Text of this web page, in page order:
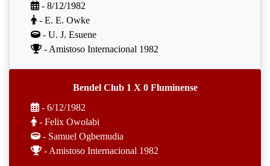
- 8/12/1982
- E. E. Owke
- U. J. Esuene
- Amistoso Internacional 1982
Bendel Club 1 X 0 Fluminense
- 6/12/1982
- Felix Owolabi
- Samuel Ogbemudia
- Amistoso Internacional 1982